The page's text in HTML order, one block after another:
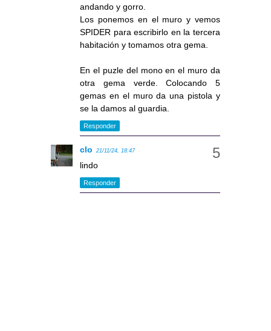
andando y gorro.
Los ponemos en el muro y vemos
SPIDER para escribirlo en la tercera
habitación y tomamos otra gema.
En el puzle del mono en el muro da
otra gema verde. Colocando 5
gemas en el muro da una pistola y
se la damos al guardia.
Responder
clo 21/11/24, 18:47
lindo
Responder